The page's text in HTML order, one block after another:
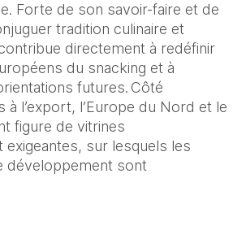
Forte de son savoir-faire et de
tradition culinaire et
directement à redéfinir
du snacking et à
futures. Côté
à l’export, l’Europe du Nord et le
figure de vitrines
exigeantes, sur lesquels les
développement sont